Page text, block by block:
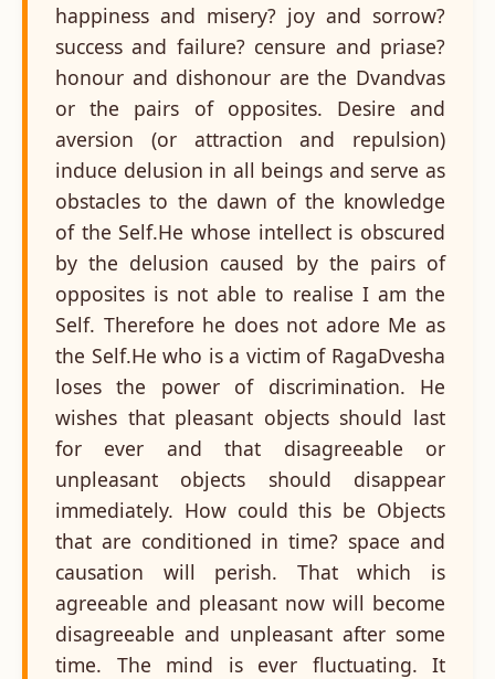
happiness and misery? joy and sorrow?
success and failure? censure and priase?
honour and dishonour are the Dvandvas
or the pairs of opposites. Desire and
aversion (or attraction and repulsion)
induce delusion in all beings and serve as
obstacles to the dawn of the knowledge
of the Self.He whose intellect is obscured
by the delusion caused by the pairs of
opposites is not able to realise I am the
Self. Therefore he does not adore Me as
the Self.He who is a victim of RagaDvesha
loses the power of discrimination. He
wishes that pleasant objects should last
for ever and that disagreeable or
unpleasant objects should disappear
immediately. How could this be Objects
that are conditioned in time? space and
causation will perish. That which is
agreeable and pleasant now will become
disagreeable and unpleasant after some
time. The mind is ever fluctuating. It